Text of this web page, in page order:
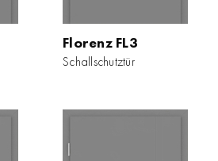
Florenz FL3
Schallschutztür